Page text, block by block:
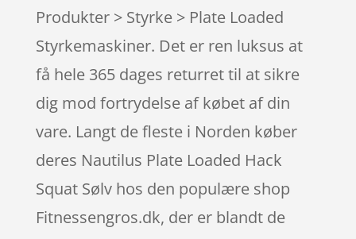
Produkter > Styrke > Plate Loaded
Styrkemaskiner. Det er ren luksus at
få hele 365 dages returret til at sikre
dig mod fortrydelse af købet af din
vare. Langt de fleste i Norden køber
deres Nautilus Plate Loaded Hack
Squat Sølv hos den populære shop
Fitnessengros.dk, der er blandt de